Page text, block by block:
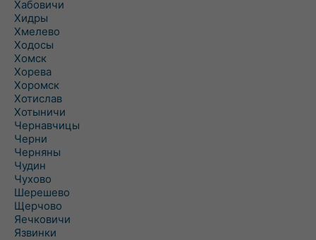
Хабовичи
Хидры
Хмелево
Ходосы
Хомск
Хорева
Хоромск
Хотислав
Хотыничи
Чернавчицы
Черни
Черняны
Чудин
Чухово
Шерешево
Щерчово
Яечковичи
Язвинки